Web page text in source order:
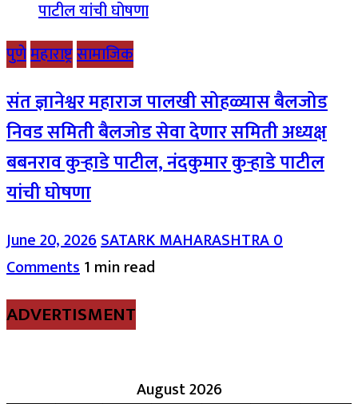
पुणेमहाराष्ट्रसामाजिक
संत ज्ञानेश्वर महाराज पालखी सोहळ्यास बैलजोड
निवड समिती बैलजोड सेवा देणार समिती अध्यक्ष
बबनराव कुऱ्हाडे पाटील, नंदकुमार कुऱ्हाडे पाटील
यांची घोषणा
June 20, 2026SATARK MAHARASHTRA0
Comments1 min read
ADVERTISMENT
August 2026